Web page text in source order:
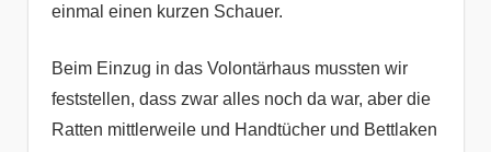
einmal einen kurzen Schauer.
Beim Einzug in das Volontärhaus mussten wir
feststellen, dass zwar alles noch da war, aber die
Ratten mittlerweile und Handtücher und Bettlaken